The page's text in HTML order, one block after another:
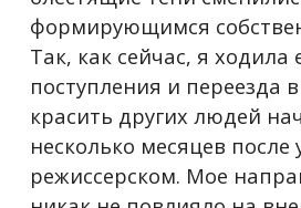
формирующимся
Так, как сейчас, я ходила
поступления и переезда
красить других людей
несколько месяцев после
режиссерском. Мое